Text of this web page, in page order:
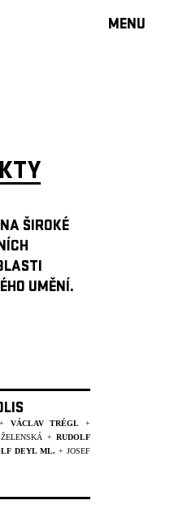
MENU
ŠIROKÉ
UMĚNÍ.
VÁCLAV TRÉGL +
+RUDOLF
DEYL ML. +JOSEF